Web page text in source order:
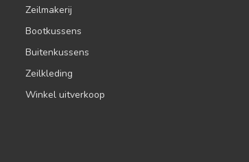
Zeilmakerij
Bootkussens
Buitenkussens
Zeilkleding
Winkel uitverkoop